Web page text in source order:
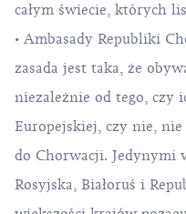
całym świecie, których
• Ambasady Republiki
zasada jest taka, że
niezależnie od tego, czy
Europejskiej, czy nie,
do Chorwacji. Jedynymi
Rosyjska, Białoruś i